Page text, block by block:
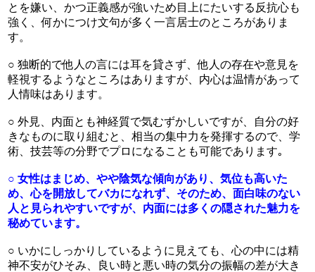
とを嫌い、かつ正義感が強いため目上にたいする反抗心も
強く、何かにつけ文句が多く一言居士のところがありま
す。
○ 独断的で他人の言には耳を貸さず、他人の存在や意見を
軽視するようなところはありますが、内心は温情があって
人情味はあります。
○ 外見、内面とも神経質で気むずかしいですが、自分の好
きなものに取り組むと、相当の集中力を発揮するので、学
術、技芸等の分野でプロになることも可能であります｡
○ 女性はまじめ、やや陰気な傾向があり、気位も高いた
め、心を開放してバカになれず、そのため、面白味のない
人と見られやすいですが、内面には多くの隠された魅力を
秘めています。
○ いかにしっかりしているように見えても、心の中には精
神不安がひそみ、良い時と悪い時の気分の振幅の差が大き